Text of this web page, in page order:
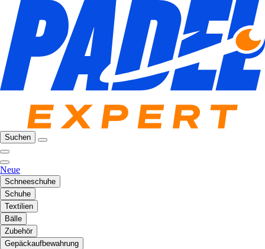
Suchen
Neue
Schneeschuhe
Schuhe
Textilien
Bälle
Zubehör
Gepäckaufbewahrung